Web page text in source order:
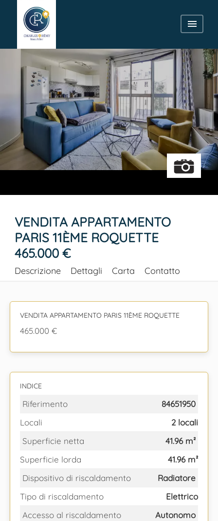
VENDITA APPARTAMENTO
PARIS 11ÈME ROQUETTE
465.000 €
Descrizione Dettagli Carta Contatto
VENDITA APPARTAMENTO PARIS 11ÈME ROQUETTE
465.000 €
INDICE
Riferimento
84651950
Locali
2 locali
Superficie netta
41.96 m²
Superficie lorda
41.96 m²
Dispositivo di riscaldamento
Radiatore
Tipo di riscaldamento
Elettrico
Accesso al riscaldamento
Autonomo